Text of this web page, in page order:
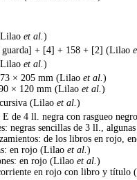
et al.)
+ [4] + 158 + [2] (Lilao
et al.)
× 205 mm (Lilao et al.)
× 120 mm (Lilao et al.)
(Lilao et al.)
de 4 ll. negra con rasgueo
negras sencillas de 3 ll.,
de los libros en rojo,
en rojo (Lilao et al.)
en rojo (Lilao et al.)
en rojo con libro y título